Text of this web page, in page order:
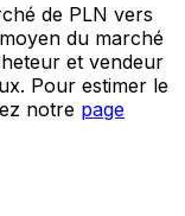
de PLN vers
du marché
et vendeur
Pour estimer le
notre page